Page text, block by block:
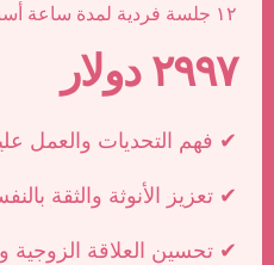
١٢ جلسة فردية لمدة ساعة أسبوعيًا مع د. رضوى جلال
٢٩٩٧ دولار
فهم التحديات والعمل عليها ✔
تعزيز الأنوثة والثقة بالنفس ✔
تحسين العلاقة الزوجية والحميمية ✔